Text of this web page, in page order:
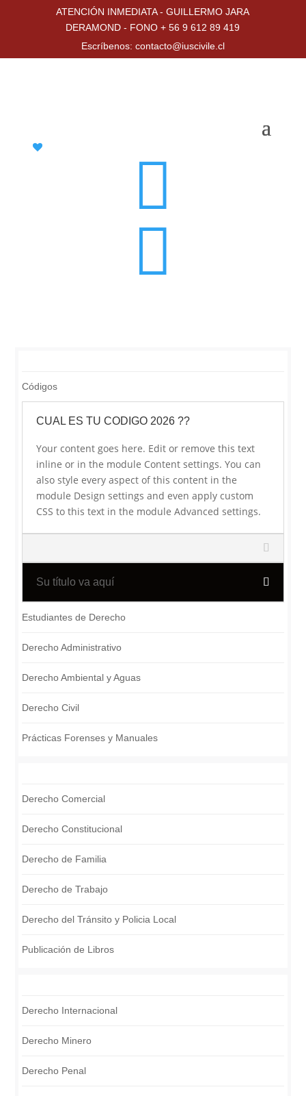
ATENCIÓN INMEDIATA - GUILLERMO JARA
DERAMOND - FONO + 56 9 612 89 419
Escríbenos: contacto@iuscivile.cl


Códigos
CUAL ES TU CODIGO 2026 ??
Your content goes here. Edit or remove this text
inline or in the module Content settings. You can
also style every aspect of this content in the
module Design settings and even apply custom
CSS to this text in the module Advanced settings.
Su título va aquí
Estudiantes de Derecho
Derecho Administrativo
Derecho Ambiental y Aguas
Derecho Civil
Prácticas Forenses y Manuales
Derecho Comercial
Derecho Constitucional
Derecho de Familia
Derecho de Trabajo
Derecho del Tránsito y Policia Local
Publicación de Libros
Derecho Internacional
Derecho Minero
Derecho Penal